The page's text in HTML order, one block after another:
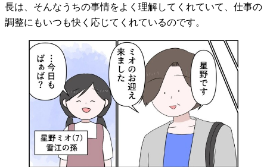
長は、そんなうちの事情をよく理解してくれていて、仕事の
調整にもいつも快く応じてくれているのです。